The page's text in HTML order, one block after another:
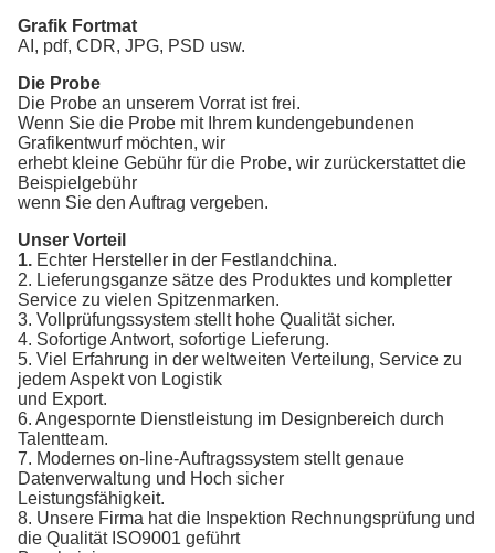
Grafik Fortmat
AI, pdf, CDR, JPG, PSD usw.
Die Probe
Die Probe an unserem Vorrat ist frei.
Wenn Sie die Probe mit Ihrem kundengebundenen
Grafikentwurf möchten, wir
erhebt kleine Gebühr für die Probe, wir zurückerstattet die
Beispielgebühr
wenn Sie den Auftrag vergeben.
Unser Vorteil
1. Echter Hersteller in der Festlandchina.
2. Lieferungsganze sätze des Produktes und kompletter
Service zu vielen Spitzenmarken.
3. Vollprüfungssystem stellt hohe Qualität sicher.
4. Sofortige Antwort, sofortige Lieferung.
5. Viel Erfahrung in der weltweiten Verteilung, Service zu
jedem Aspekt von Logistik
und Export.
6. Angespornte Dienstleistung im Designbereich durch
Talentteam.
7. Modernes on-line-Auftragssystem stellt genaue
Datenverwaltung und Hoch sicher
Leistungsfähigkeit.
8. Unsere Firma hat die Inspektion Rechnungsprüfung und
die Qualität ISO9001 geführt